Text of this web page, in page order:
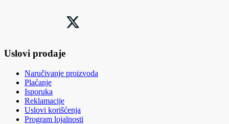
Uslovi prodaje
Naručivanje proizvoda
Plaćanje
Isporuka
Reklamacije
Uslovi korišćenja
Program lojalnosti